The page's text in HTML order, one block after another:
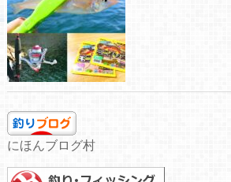
にほんブログ村